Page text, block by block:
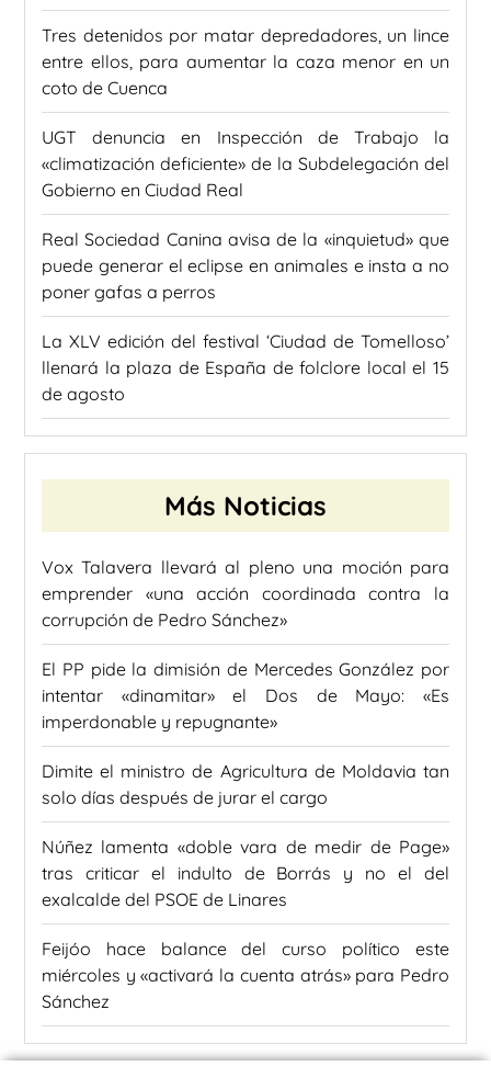
Tres detenidos por matar depredadores, un lince
entre ellos, para aumentar la caza menor en un
coto de Cuenca
UGT denuncia en Inspección de Trabajo la
«climatización deficiente» de la Subdelegación del
Gobierno en Ciudad Real
Real Sociedad Canina avisa de la «inquietud» que
puede generar el eclipse en animales e insta a no
poner gafas a perros
La XLV edición del festival ‘Ciudad de Tomelloso’
llenará la plaza de España de folclore local el 15
de agosto
Más Noticias
Vox Talavera llevará al pleno una moción para
emprender «una acción coordinada contra la
corrupción de Pedro Sánchez»
El PP pide la dimisión de Mercedes González por
intentar «dinamitar» el Dos de Mayo: «Es
imperdonable y repugnante»
Dimite el ministro de Agricultura de Moldavia tan
solo días después de jurar el cargo
Núñez lamenta «doble vara de medir de Page»
tras criticar el indulto de Borrás y no el del
exalcalde del PSOE de Linares
Feijóo hace balance del curso político este
miércoles y «activará la cuenta atrás» para Pedro
Sánchez